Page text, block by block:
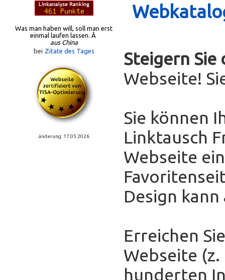
Was man haben will, soll man erst
einmal laufen lassen. Â
aus China
bei Zitate des Tages
änderung: 17.05.2026
Steigern Sie
Webseite!
Sie können
Linktausch
Webseite
Design
Erreichen
Webseite
hunderten